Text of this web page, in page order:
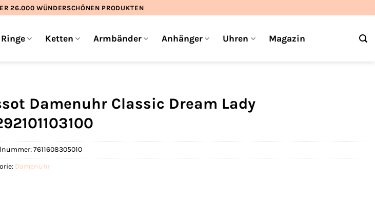
26.000 WÜNDERSCHÖNEN PRODUKTEN
Ringe Ketten Armbänder Anhänger Uhren Magazin
Damenuhr Classic Dream Lady
7611608305010
Damenuhr